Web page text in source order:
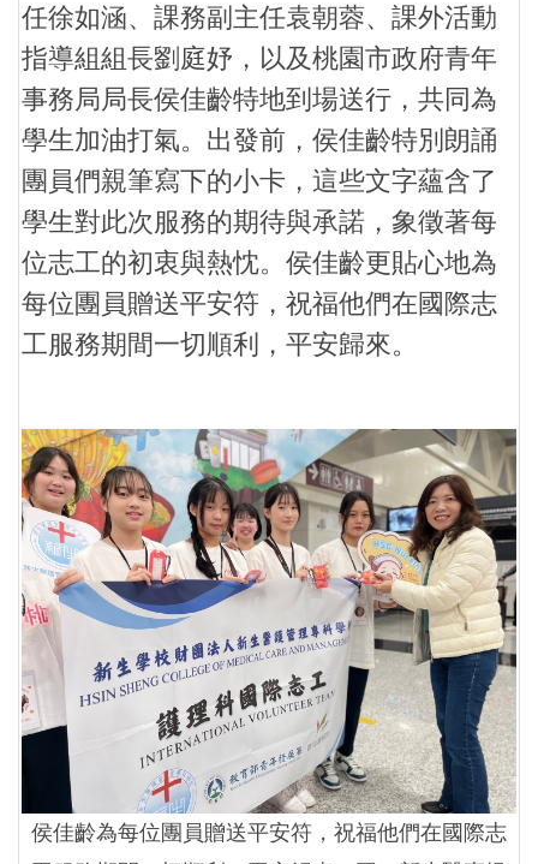
任徐如涵、課務副主任袁朝蓉、課外活動
指導組組長劉庭妤，以及桃園市政府青年
事務局局長侯佳齡特地到場送行，共同為
學生加油打氣。出發前，侯佳齡特別朗誦
團員們親筆寫下的小卡，這些文字蘊含了
學生對此次服務的期待與承諾，象徵著每
位志工的初衷與熱忱。侯佳齡更貼心地為
每位團員贈送平安符，祝福他們在國際志
工服務期間一切順利，平安歸來。
侯佳齡為每位團員贈送平安符，祝福他們在國際志